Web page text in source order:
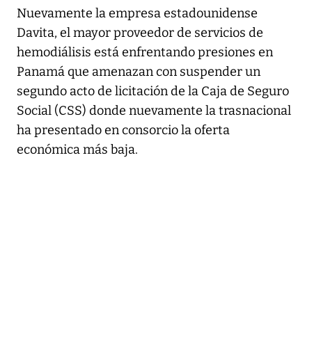
Nuevamente la empresa estadounidense
Davita, el mayor proveedor de servicios de
hemodiálisis está enfrentando presiones en
Panamá que amenazan con suspender un
segundo acto de licitación de la Caja de Seguro
Social (CSS) donde nuevamente la trasnacional
ha presentado en consorcio la oferta
económica más baja.